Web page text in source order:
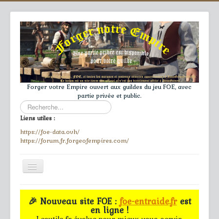
Forger votre Empire ouvert aux guildes du jeu FOE, avec
partie privée et public.
Rechercher
Liens utiles :
https://foe-data.ovh/
https://forum.fr.forgeofempires.com/
Toggle
Navigation
≡
Accueil
🎉 Nouveau site FOE :foe-entraide.frest
en ligne !